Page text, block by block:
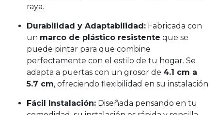
raya.
Durabilidad y Adaptabilidad: Fabricada con
un marco de plástico resistente que se
puede pintar para que combine
perfectamente con el estilo de tu hogar. Se
adapta a puertas con un grosor de 4.1 cm a
5.7 cm, ofreciendo flexibilidad en su instalación.
Fácil Instalación: Diseñada pensando en tu